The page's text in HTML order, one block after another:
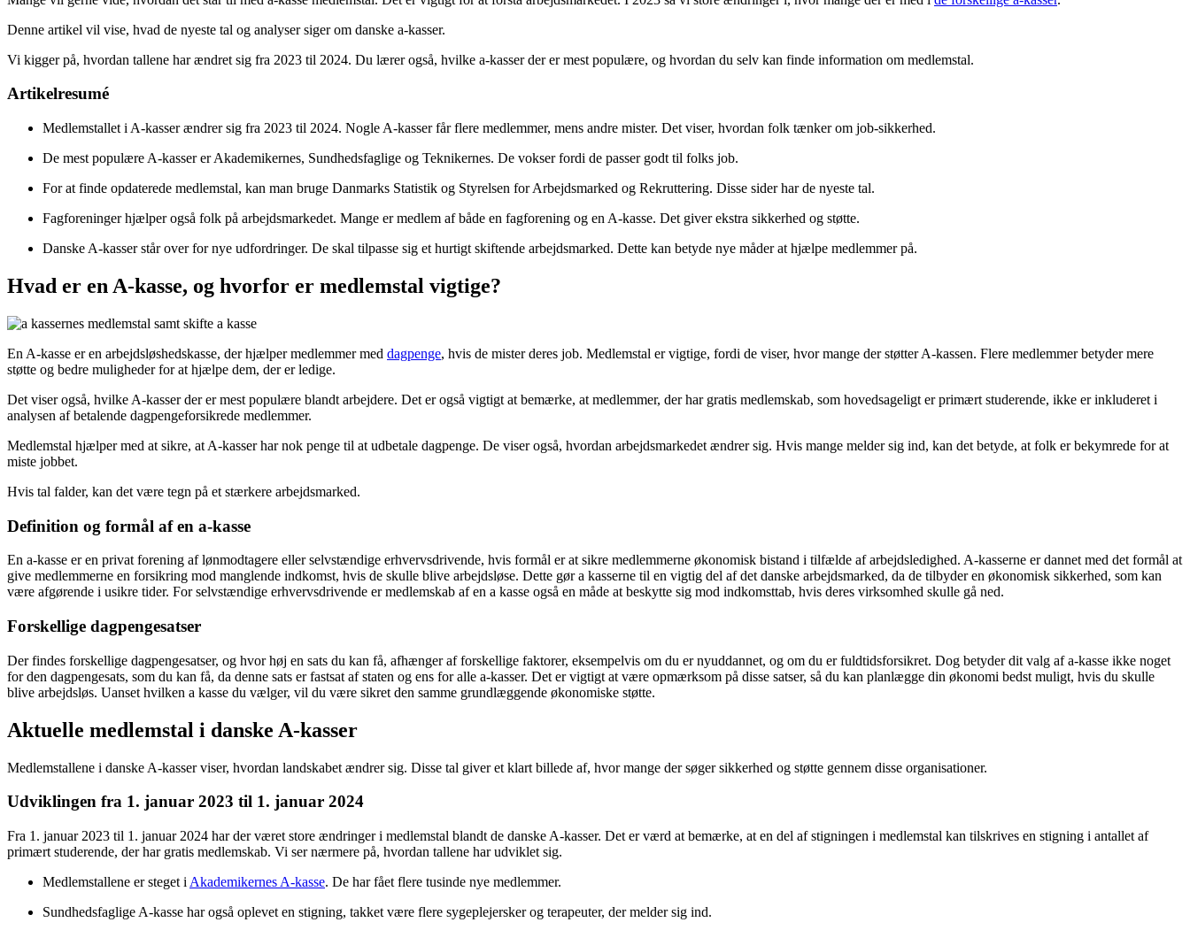
Denne artikel vil vise, hvad de nyeste tal og analyser siger om danske a-kasser.
Vi kigger på, hvordan tallene har ændret sig fra 2023 til 2024. Du lærer også, hvilke a-kasser der er mest populære, og hvordan du selv kan finde information om medlemstal.
Artikelresumé
Medlemstallet i A-kasser ændrer sig fra 2023 til 2024. Nogle A-kasser får flere medlemmer, mens andre mister. Det viser, hvordan folk tænker om job-sikkerhed.
De mest populære A-kasser er Akademikernes, Sundhedsfaglige og Teknikernes. De vokser fordi de passer godt til folks job.
For at finde opdaterede medlemstal, kan man bruge Danmarks Statistik og Styrelsen for Arbejdsmarked og Rekruttering. Disse sider har de nyeste tal.
Fagforeninger hjælper også folk på arbejdsmarkedet. Mange er medlem af både en fagforening og en A-kasse. Det giver ekstra sikkerhed og støtte.
Danske A-kasser står over for nye udfordringer. De skal tilpasse sig et hurtigt skiftende arbejdsmarked. Dette kan betyde nye måder at hjælpe medlemmer på.
Hvad er en A-kasse, og hvorfor er medlemstal vigtige?
En A-kasse er en arbejdsløshedskasse, der hjælper medlemmer med dagpenge, hvis de mister deres job. Medlemstal er vigtige, fordi de viser, hvor mange der støtter A-kassen. Flere medlemmer betyder mere
støtte og bedre muligheder for at hjælpe dem, der er ledige.
Det viser også, hvilke A-kasser der er mest populære blandt arbejdere. Det er også vigtigt at bemærke, at medlemmer, der har gratis medlemskab, som hovedsageligt er primært studerende, ikke er inkluderet i
analysen af betalende dagpengeforsikrede medlemmer.
Medlemstal hjælper med at sikre, at A-kasser har nok penge til at udbetale dagpenge. De viser også, hvordan arbejdsmarkedet ændrer sig. Hvis mange melder sig ind, kan det betyde, at folk er bekymrede for at
miste jobbet.
Hvis tal falder, kan det være tegn på et stærkere arbejdsmarked.
Definition og formål af en a-kasse
En a-kasse er en privat forening af lønmodtagere eller selvstændige erhvervsdrivende, hvis formål er at sikre medlemmerne økonomisk bistand i tilfælde af arbejdsledighed. A-kasserne er dannet med det formål at
give medlemmerne en forsikring mod manglende indkomst, hvis de skulle blive arbejdsløse. Dette gør a kasserne til en vigtig del af det danske arbejdsmarked, da de tilbyder en økonomisk sikkerhed, som kan
være afgørende i usikre tider. For selvstændige erhvervsdrivende er medlemskab af en a kasse også en måde at beskytte sig mod indkomsttab, hvis deres virksomhed skulle gå ned.
Forskellige dagpengesatser
Der findes forskellige dagpengesatser, og hvor høj en sats du kan få, afhænger af forskellige faktorer, eksempelvis om du er nyuddannet, og om du er fuldtidsforsikret. Dog betyder dit valg af a-kasse ikke noget
for den dagpengesats, som du kan få, da denne sats er fastsat af staten og ens for alle a-kasser. Det er vigtigt at være opmærksom på disse satser, så du kan planlægge din økonomi bedst muligt, hvis du skulle
blive arbejdsløs. Uanset hvilken a kasse du vælger, vil du være sikret den samme grundlæggende økonomiske støtte.
Aktuelle medlemstal i danske A-kasser
Medlemstallene i danske A-kasser viser, hvordan landskabet ændrer sig. Disse tal giver et klart billede af, hvor mange der søger sikkerhed og støtte gennem disse organisationer.
Udviklingen fra 1. januar 2023 til 1. januar 2024
Fra 1. januar 2023 til 1. januar 2024 har der været store ændringer i medlemstal blandt de danske A-kasser. Det er værd at bemærke, at en del af stigningen i medlemstal kan tilskrives en stigning i antallet af
primært studerende, der har gratis medlemskab. Vi ser nærmere på, hvordan tallene har udviklet sig.
Medlemstallene er steget i Akademikernes A-kasse. De har fået flere tusinde nye medlemmer.
Sundhedsfaglige A-kasse har også oplevet en stigning, takket være flere sygeplejersker og terapeuter, der melder sig ind.